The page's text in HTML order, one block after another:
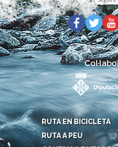
RUTA EN BICICLETA
RUTA A PEU